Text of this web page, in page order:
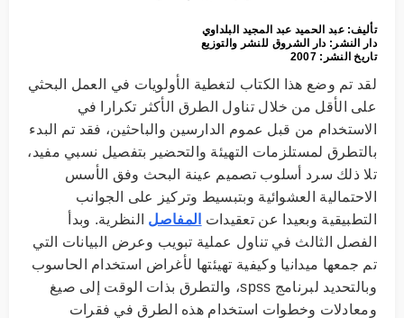
تأليف: عبد الحميد عبد المجيد البلداوي
دار النشر: دار الشروق للنشر والتوزيع
تاريخ النشر: 2007
لقد تم وضع هذا الكتاب لتغطية الأولويات في العمل البحثي
على الأقل من خلال تناول الطرق الأكثر تكرارا في
الاستخدام من قبل عموم الدارسين والباحثين، فقد تم البدء
بالتطرق لمستلزمات التهيئة والتحضير بتفصيل نسبي مفيد،
تلا ذلك سرد أسلوب تصميم عينة البحث وفق الأسس
الاحتمالية العشوائية وبتبسيط وتركيز على الجوانب
التطبيقية وبعيدا عن تعقيدات
المفاصل النظرية. وبدأ
الفصل الثالث في تناول عملية تبويب وعرض البيانات التي
تم جمعها ميدانيا وكيفية تهيئتها لأغراض استخدام الحاسوب
وبالتحديد لبرنامج spss، والتطرق بذات الوقت إلى صيغ
ومعادلات وخطوات استخدام هذه الطرق في فقرات